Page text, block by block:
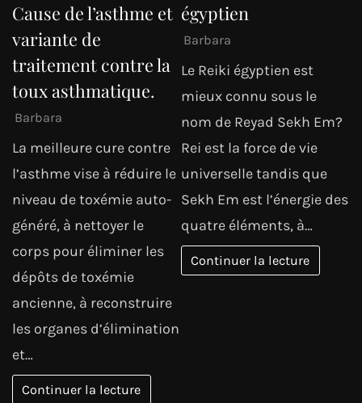
Cause de l’asthme et
variante de
traitement contre la
toux asthmatique.
Barbara
La meilleure cure contre
l’asthme vise à réduire le
niveau de toxémie auto-
généré, à nettoyer le
corps pour éliminer les
dépôts de toxémie
ancienne, à reconstruire
les organes d’élimination
et…
Continuer la lecture
égyptien
Barbara
Le Reiki égyptien est
mieux connu sous le
nom de Reyad Sekh Em?
Rei est la force de vie
universelle tandis que
Sekh Em est l’énergie des
quatre éléments, à…
Continuer la lecture